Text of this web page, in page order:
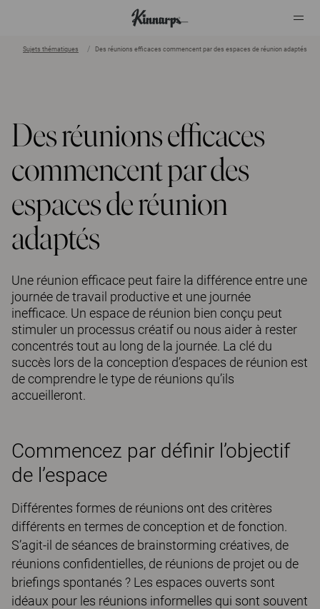
Sujets thématiques Des réunions efficaces commencent par des espaces de réunion adaptés
Des réunions efficaces
commencent par des
espaces de réunion
adaptés
Une réunion efficace peut faire la différence entre une
journée de travail productive et une journée
inefficace. Un espace de réunion bien conçu peut
stimuler un processus créatif ou nous aider à rester
concentrés tout au long de la journée. La clé du
succès lors de la conception d’espaces de réunion est
de comprendre le type de réunions qu’ils
accueilleront.
Commencez par définir l’objectif
de l’espace
Différentes formes de réunions ont des critères
différents en termes de conception et de fonction.
S’agit-il de séances de brainstorming créatives, de
réunions confidentielles, de réunions de projet ou de
briefings spontanés ? Les espaces ouverts sont
idéaux pour les réunions informelles qui sont souvent